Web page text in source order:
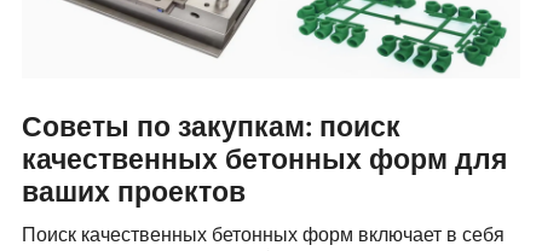
Советы по закупкам: поиск
качественных бетонных форм для
ваших проектов
Поиск качественных бетонных форм включает в себя